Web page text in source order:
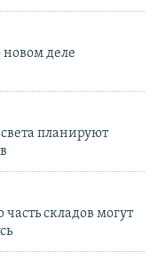
новом деле
планируют
складов могут